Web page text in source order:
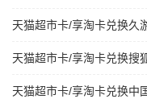
天猫超市卡/享淘卡兑换久
天猫超市卡/享淘卡兑换搜
天猫超市卡/享淘卡兑换中